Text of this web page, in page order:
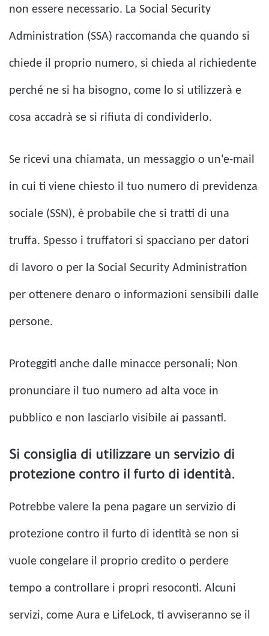
non essere necessario. La Social Security
Administration (SSA) raccomanda che quando si
chiede il proprio numero, si chieda al richiedente
perché ne si ha bisogno, come lo si utilizzerà e
cosa accadrà se si rifiuta di condividerlo.
Se ricevi una chiamata, un messaggio o un'e-mail
in cui ti viene chiesto il tuo numero di previdenza
sociale (SSN), è probabile che si tratti di una
truffa. Spesso i truffatori si spacciano per datori
di lavoro o per la Social Security Administration
per ottenere denaro o informazioni sensibili dalle
persone.
Proteggiti anche dalle minacce personali; Non
pronunciare il tuo numero ad alta voce in
pubblico e non lasciarlo visibile ai passanti.
Si consiglia di utilizzare un servizio di
protezione contro il furto di identità.
Potrebbe valere la pena pagare un servizio di
protezione contro il furto di identità se non si
vuole congelare il proprio credito o perdere
tempo a controllare i propri resoconti. Alcuni
servizi, come Aura e LifeLock, ti ​​avviseranno se il